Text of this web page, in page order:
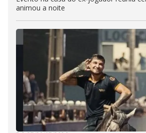
animou a noite